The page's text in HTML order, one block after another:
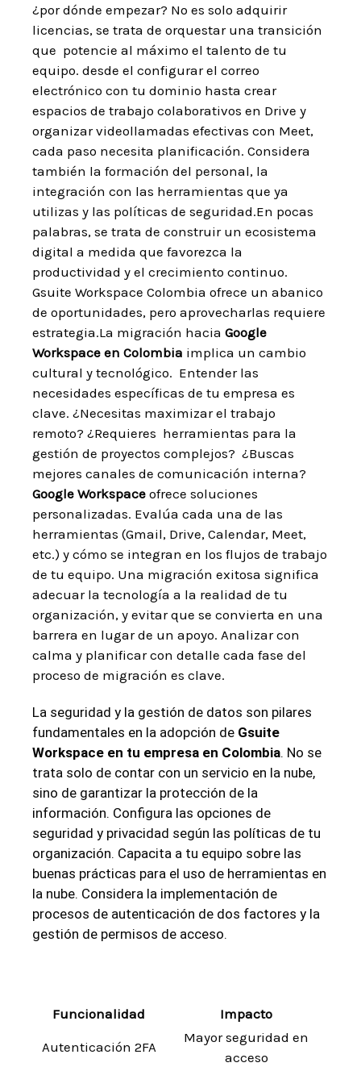
¿por dónde empezar? No es solo adquirir
licencias, se trata⁣ de orquestar ‌una transición
que ⁤ potencie al máximo el talento de tu ​
equipo. desde el configurar el correo
electrónico con tu dominio hasta ⁣crear
espacios ‍de ⁢trabajo colaborativos en Drive y
organizar videollamadas ​efectivas con Meet,
cada paso necesita ​planificación. Considera
también la formación del ‍personal, la
integración con las herramientas que ya
utilizas y las ⁤políticas de seguridad.En⁣ pocas
palabras, se trata de construir‌ un ecosistema
digital ​a medida que favorezca la
⁣productividad y el ‍crecimiento continuo.
Gsuite‍ Workspace Colombia ofrece un abanico
de oportunidades,⁤ pero aprovecharlas requiere
estrategia.La migración hacia Google
Workspace en Colombia implica un ⁤cambio⁢
cultural y tecnológico. ⁢ Entender las
necesidades específicas de tu empresa es
clave. ¿Necesitas maximizar el ⁤trabajo
remoto? ¿Requieres ⁤ herramientas para la
gestión ​de proyectos complejos? ⁣‍ ¿Buscas ​
mejores canales de comunicación ​interna?
Google​ Workspace ofrece soluciones
personalizadas. Evalúa cada una de ‍las
‍herramientas (Gmail, Drive, Calendar, Meet,
⁢etc.) y cómo se integran⁣ en los⁢ flujos de trabajo
de‌ tu equipo. Una migración exitosa significa
⁣adecuar la ​tecnología ⁤a la realidad de tu
organización, y evitar que se convierta ‌en⁣ una
barrera en‌ lugar de un apoyo. Analizar⁤ con
calma y planificar ⁢con detalle ⁣cada fase del
proceso de migración es clave.
La seguridad y la gestión de datos son​ pilares
fundamentales en ​la adopción de Gsuite
Workspace ⁣en tu ‍empresa en Colombia. No se
trata solo de contar con un servicio en la nube,
sino‌ de garantizar la protección de‍ la
información. Configura las opciones de
seguridad y privacidad‍ según las políticas de tu
organización. Capacita a tu equipo sobre las
buenas prácticas para el⁤ uso de herramientas ‍en
la nube. Considera la ⁤implementación​ de ‍
procesos de autenticación de ⁤dos factores y⁢ ⁢la⁣
gestión de permisos de acceso. ‍
Funcionalidad Impacto
Autenticación ‌2FA
Mayor seguridad en
acceso